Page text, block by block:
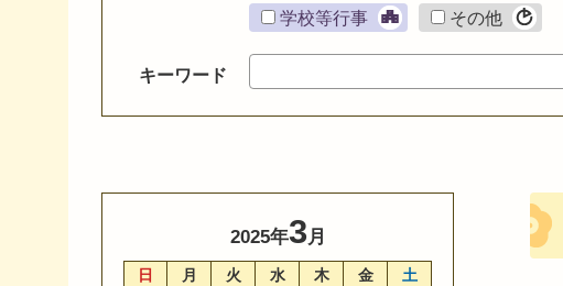
学校等行事 その他
キーワード
2025年3月
日 月 火 水 木 金
土